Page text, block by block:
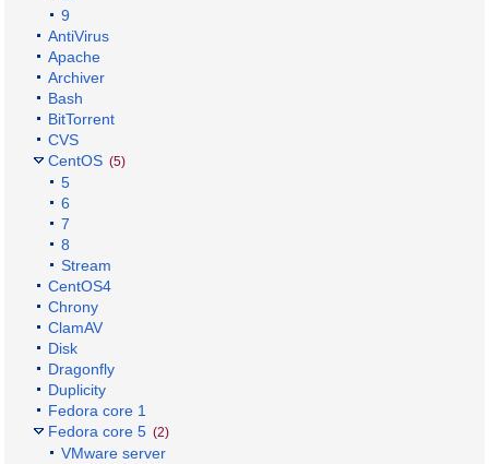
9
AntiVirus
Apache
Archiver
Bash
BitTorrent
CVS
CentOS (5)
5
6
7
8
Stream
CentOS4
Chrony
ClamAV
Disk
Dragonfly
Duplicity
Fedora core 1
Fedora core 5 (2)
VMware server